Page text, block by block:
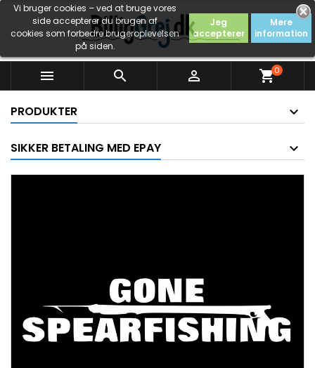
Vi bruger cookies – ved at bruge vores
side accepterer du brugen af
cookies som forbedre brugeroplevelsen
på siden.
Jeg
accepterer
Mere
information
   shopping_cart0
PRODUKTER
SIKKER BETALING MED EPAY